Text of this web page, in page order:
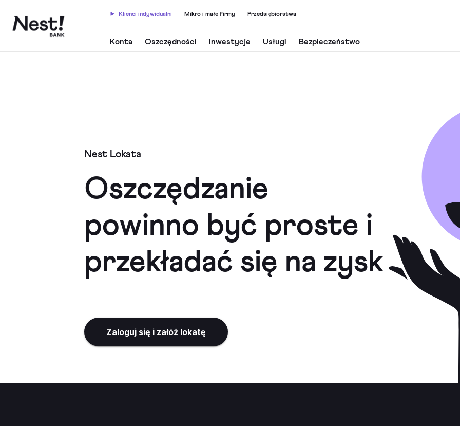
Klienci indywidualni Mikro i małe firmy Przedsiębiorstwa
Konta Oszczędności Inwestycje Usługi Bezpieczeństwo
Nest Lokata
Oszczędzanie
powinno być proste i
przekładać się na zysk
Zaloguj się i załóż lokatę